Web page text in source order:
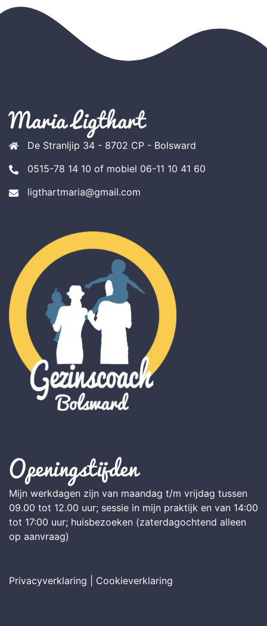
Maria Ligthart
De Stranljip 34 - 8702 CP - Bolsward
0515-78 14 10 of mobiel 06-11 10 41 60
ligthartmaria@gmail.com
Openingstijden
Mijn werkdagen zijn van maandag t/m vrijdag tussen
09.00 tot 12.00 uur; sessie in mijn praktijk en van 14:00
tot 17:00 uur; huisbezoeken (zaterdagochtend alleen
op aanvraag)
Privacyverklaring Cookieverklaring